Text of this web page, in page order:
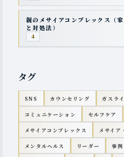
親のメサイアコンプレックス（
と対処法）
4
タグ
SNS カウンセリング ガスラ
コミュニケーション セルフケア
メサイアコンプレックス メサイア
メンタルヘルス リーダー 事例